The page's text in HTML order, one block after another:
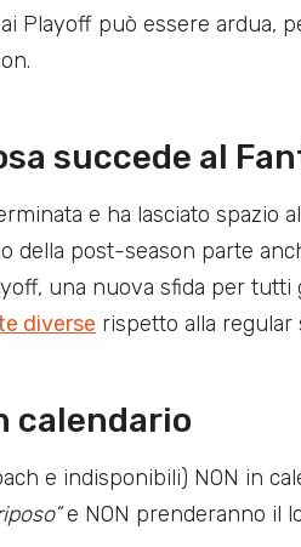
Playoff può essere ardua,
succede al
e ha lasciato spazio
della post-season parte
una nuova sfida per tutti
diverse rispetto alla regular
calendario
e indisponibili) NON in
e NON prenderanno il